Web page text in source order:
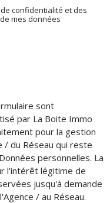
confidentialité et des
mes données
sont
par La Boite Immo
pour la gestion
/ du Réseau qui reste
personnelles. La
l'intérêt légitime de
jusqu'à demande
/ au Réseau.